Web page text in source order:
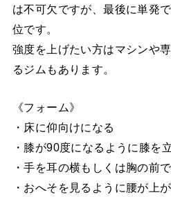
は不可欠ですが、最後に単発
位です。
強度を上げたい方はマシンや
るジムもあります。
《フォーム》
・床に仰向けになる
・膝が90度になるように膝を
・手を耳の横もしくは胸の前
・おへそを見るように腰が上